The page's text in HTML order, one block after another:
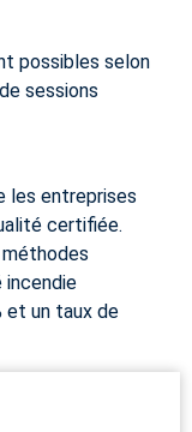
possibles selon
sessions
les entreprises
certifiée.
incendie
et un taux de